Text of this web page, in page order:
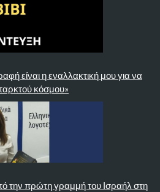
είναι η εναλλακτική μου για να
κόσμου»
την πρώτη γραμμή του Ισραήλ στη